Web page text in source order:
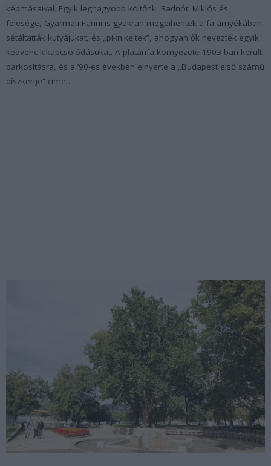
képmásaival. Egyik legnagyobb költőnk, Radnóti Miklós és
felesége, Gyarmati Fanni is gyakran megpihentek a fa árnyékában,
sétáltatták kutyájukat, és „piknikeltek”, ahogyan ők nevezték egyik
kedvenc kikapcsolódásukat. A platánfa környezete 1903-ban került
parkosításra, és a ’90-es években elnyerte a „Budapest első számú
díszkertje” címet.